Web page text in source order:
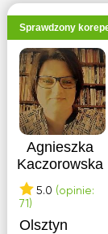
Sprawdzony
Agnieszka
Kaczorowska
5.0 (opinie:
71)
Olsztyn